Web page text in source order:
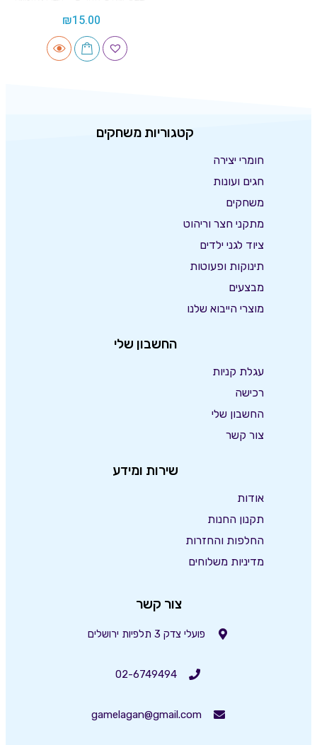
₪15.00
קטגוריות משחקים
חומרי יצירה
חגים ועונות
משחקים
מתקני חצר וריהוט
ציוד לגני ילדים
תינוקות ופעוטות
מבצעים
מוצרי הייבוא שלנו
החשבון שלי
עגלת קניות
רכישה
החשבון שלי
צור קשר
שירות ומידע
אודות
תקנון החנות
החלפות והחזרות
מדיניות משלוחים
צור קשר
פועלי צדק 3 תלפיות ירושלים
02-6749494
gamelagan@gmail.com